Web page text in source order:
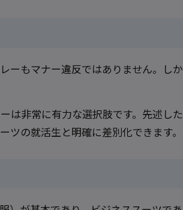
もマナー違反ではありません。し
非常に有力な選択肢です。先述し
の就活生と明確に差別化できます。